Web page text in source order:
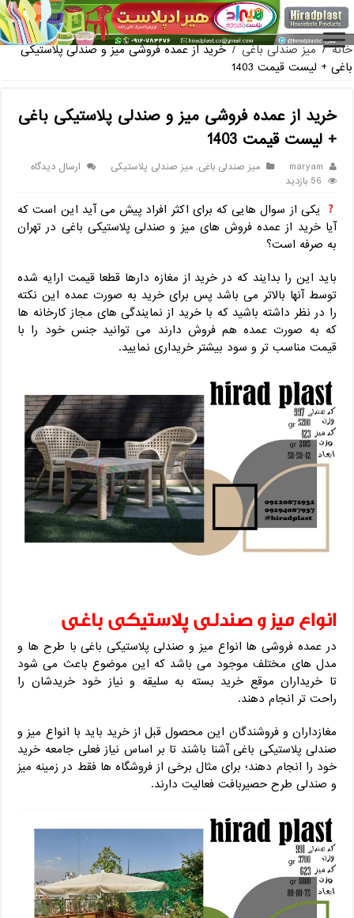
فروش گلدان پلاستیکی گلخانه به صورت آنلاین
خانه / میز صندلی باغی / خرید از عمده فروشی میز و صندلی پلاستیکی
باغی + لیست قیمت 1403
خرید از عمده فروشی میز و صندلی پلاستیکی باغی
+ لیست قیمت 1403
maryam میز صندلی باغی,میز صندلی پلاستیکی
ارسال دیدگاه
56 بازدید
یکی از سوال هایی که برای اکثر افراد پیش می آید این است که
آیا خرید از عمده فروش های میز و صندلی پلاستیکی باغی در تهران
به صرفه است؟
باید این را بدایند که در خرید از مغازه دارها قطعا قیمت ارایه شده
توسط آنها بالاتر می باشد پس برای خرید به صورت عمده این نکته
را در نظر داشته باشید که با خرید از نمایندگی های مجاز کارخانه ها
که به صورت عمده هم فروش دارند می توانید جنس خود را با
قیمت مناسب تر و سود بیشتر خریداری نمایید.
انواع میز و صندلی پلاستیکی باغی
در عمده فروشی ها انواع میز و صندلی پلاستیکی باغی با طرح ها و
مدل های مختلف موجود می باشد که این موضوع باعث می شود
تا خریداران موقع خرید بسته به سلیقه و نیاز خود خریدشان را
راحت تر انجام دهند.
مغازداران و فروشندگان این محصول قبل از خرید باید با انواع میز و
صندلی پلاستیکی باغی آشنا باشند تا بر اساس نیاز فعلی جامعه خرید
خود را انجام دهند؛ برای مثال برخی از فروشگاه ها فقط در زمینه میز
و صندلی طرح حصیربافت فعالیت دارند.